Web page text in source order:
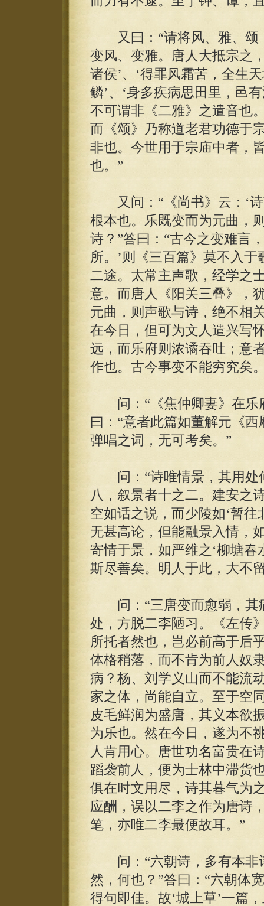
又曰：“请将风、雅、颂
变风、变雅。唐人大抵宗之
诸侯’、‘得罪风霜苦，全生
鳞’、‘身多疾病思田里，邑
不可谓非《二雅》之遣音也
而《颂》乃称道老君功德于
非也。今世用于宗庙中者，
也。”
又问：“《尚书》云：‘诗
根本也。乐既变而为元曲，
诗？”答曰：“古今之变难言
所。’则《三百篇》莫不入
二途。太常主声歌，经学之
意。而唐人《阳关三叠》，
元曲，则声歌与诗，绝不相
在今日，但可为文人遣兴写
远，而乐府则浓谲吞吐；意
作也。古今事变不能穷究矣
问：“《焦仲卿妻》在乐
曰：“意者此篇如董解元《
弹唱之词，无可考矣。”
问：“诗唯情景，其用处
八，叙景者十之二。建安之
空如话之说，而少陵如‘暂
无甚高论，但能融景入情，
寄情于景，如严维之‘柳塘
斯尽善矣。明人于此，大不
问：“三唐变而愈弱，其
处，方脱二李陋习。《左传
所托者然也，岂必前高于后
体格稍落，而不肯为前人奴
病？杨、刘学义山而不能流
家之体，尚能自立。至于空
皮毛鲜润为盛唐，其义本欲
为乐也。然在今日，遂为不
人肯用心。唐世功名富贵在
蹈袭前人，便为士林中滞货
俱在时文用尽，诗其暮气为
应酬，误以二李之作为唐诗
笔，亦唯二李最便故耳。”
问：“六朝诗，多有本非
然，何也？”答曰：“六朝体
得句即佳。故‘城上草’一篇